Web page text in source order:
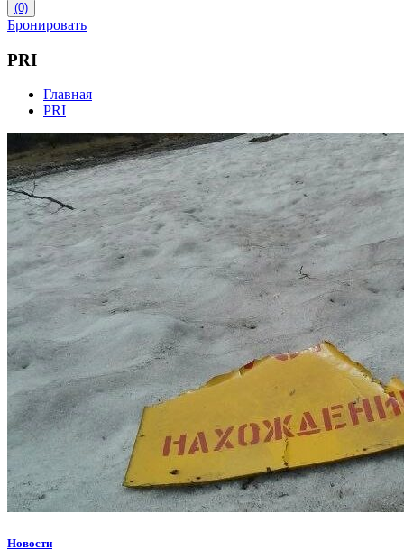
(0)
Бронировать
PRI
Главная
PRI
Новости